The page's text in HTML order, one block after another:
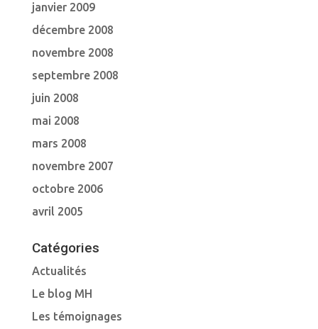
janvier 2009
décembre 2008
novembre 2008
septembre 2008
juin 2008
mai 2008
mars 2008
novembre 2007
octobre 2006
avril 2005
Catégories
Actualités
Le blog MH
Les témoignages